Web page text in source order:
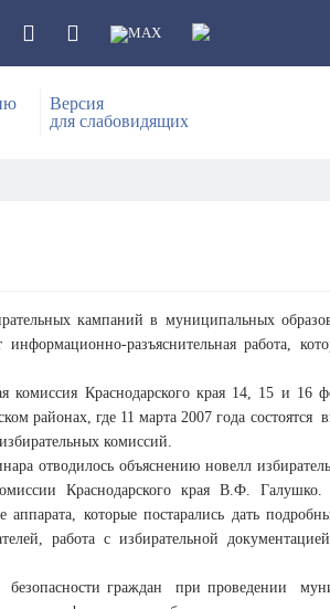
Версия
для слабовидящих
кампаний в муниципальных
разъяснительная работа,
комиссия Краснодарского края 14,
районах, где 11 марта 2007 года
комиссий.
отводилось объяснению новелл
комиссии Краснодарского края В.Ф.
которые постарались дать
работа с избирательной
граждан при проведении